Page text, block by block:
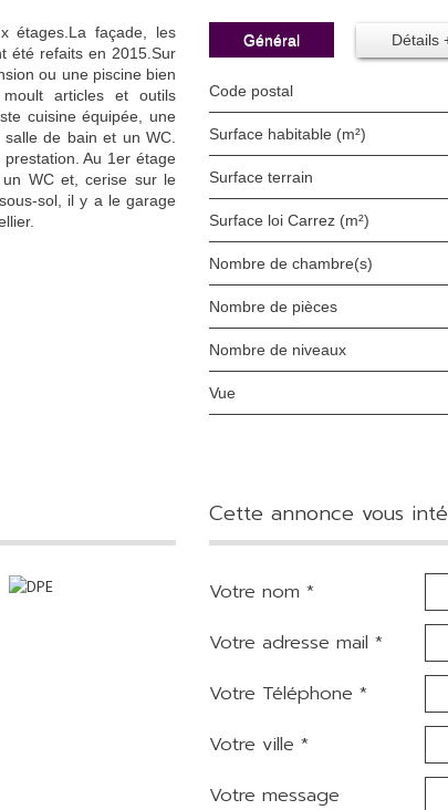
étages.La façade, les
été refaits en 2015.Sur
ou une piscine bien
articles et outils
cuisine équipée, une
de bain et un WC.
Au 1er étage
WC et, cerise sur le
sol, il y a le garage
Général Détails
Code postal
Surface habitable (m²)
surface terrain
Surface loi Carrez (m²)
Nombre de chambre(s)
Nombre de pièces
Nombre de niveaux
Vue
cette annonce vous
Votre nom *
Votre adresse mail *
Votre Téléphone *
Votre ville *
Votre message